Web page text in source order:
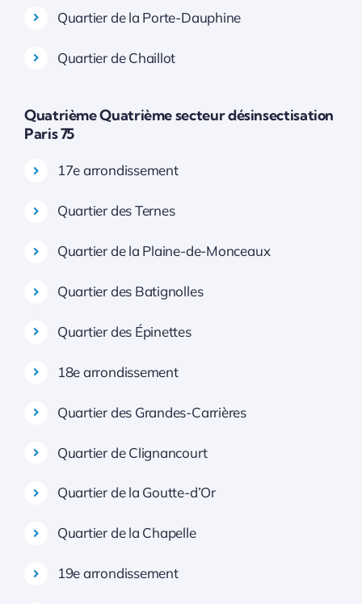
Quartier de la Porte-Dauphine
Quartier de Chaillot
Quatrième Quatrième secteur désinsectisation
Paris 75
17e arrondissement
Quartier des Ternes
Quartier de la Plaine-de-Monceaux
Quartier des Batignolles
Quartier des Épinettes
18e arrondissement
Quartier des Grandes-Carrières
Quartier de Clignancourt
Quartier de la Goutte-d’Or
Quartier de la Chapelle
19e arrondissement